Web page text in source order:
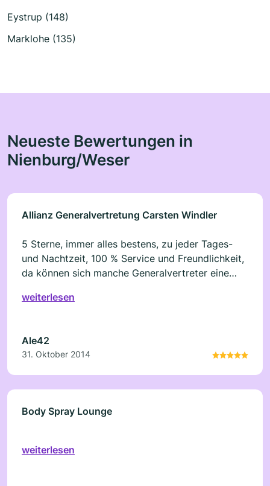
Eystrup (148)
Marklohe (135)
Neueste Bewertungen in
Nienburg/Weser
Allianz Generalvertretung Carsten Windler
5 Sterne, immer alles bestens, zu jeder Tages-
und Nachtzeit, 100 % Service und Freundlichkeit,
da können sich manche Generalvertreter eine
weiterlesen
Ale42
31. Oktober 2014
Body Spray Lounge
weiterlesen